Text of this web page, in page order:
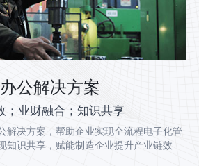
公解决方案
；业财融合；知识共享
解决方案，帮助企业实现全流程电子化管
知识共享，赋能制造企业提升产业链效